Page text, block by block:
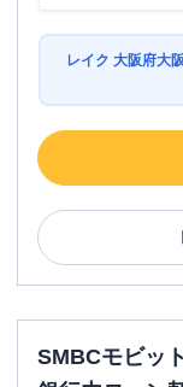
レイク 大阪府大
SMBCモビッ